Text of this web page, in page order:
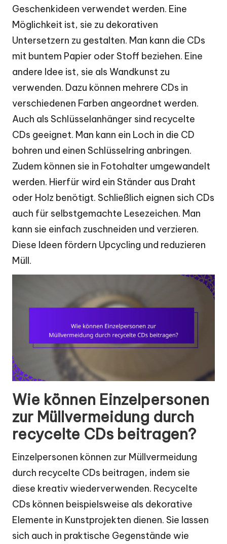
Geschenkideen verwendet werden. Eine
Möglichkeit ist, sie zu dekorativen
Untersetzern zu gestalten. Man kann die CDs
mit buntem Papier oder Stoff beziehen. Eine
andere Idee ist, sie als Wandkunst zu
verwenden. Dazu können mehrere CDs in
verschiedenen Farben angeordnet werden.
Auch als Schlüsselanhänger sind recycelte
CDs geeignet. Man kann ein Loch in die CD
bohren und einen Schlüsselring anbringen.
Zudem können sie in Fotohalter umgewandelt
werden. Hierfür wird ein Ständer aus Draht
oder Holz benötigt. Schließlich eignen sich CDs
auch für selbstgemachte Lesezeichen. Man
kann sie einfach zuschneiden und verzieren.
Diese Ideen fördern Upcycling und reduzieren
Müll.
Wie können Einzelpersonen
zur Müllvermeidung durch
recycelte CDs beitragen?
Einzelpersonen können zur Müllvermeidung
durch recycelte CDs beitragen, indem sie
diese kreativ wiederverwenden. Recycelte
CDs können beispielsweise als dekorative
Elemente in Kunstprojekten dienen. Sie lassen
sich auch in praktische Gegenstände wie